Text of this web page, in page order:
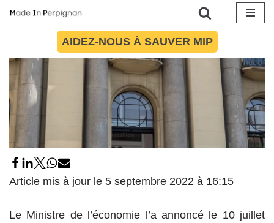
contenu
AIDEZ-NOUS À SAUVER MIP
Article mis à jour le 5 septembre 2022 à 16:15
Le Ministre de l’économie l’a annoncé le 10 juillet